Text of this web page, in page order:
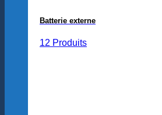
Batterie externe
12 Produits